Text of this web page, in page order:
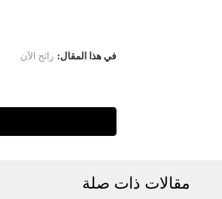
في هذا المقال: رائج الآن
مقالات ذات صلة